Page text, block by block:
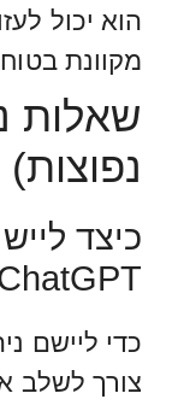
הוא יכול
מקוונת
שאלות
נפוצות)
כיצד